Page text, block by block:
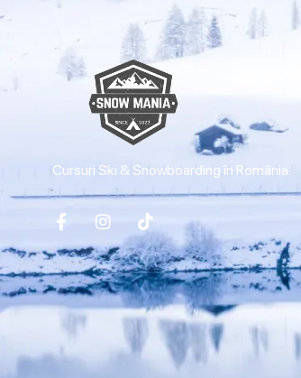
Cursuri Ski & Snowboarding în România.